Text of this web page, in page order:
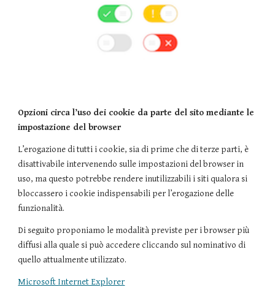
Opzioni circa l’uso dei cookie da parte del sito mediante le
impostazione del browser
L’erogazione di tutti i cookie, sia di prime che di terze parti, è
disattivabile intervenendo sulle impostazioni del browser in
uso, ma questo potrebbe rendere inutilizzabili i siti qualora si
bloccassero i cookie indispensabili per l’erogazione delle
funzionalità.
Di seguito proponiamo le modalità previste per i browser più
diffusi alla quale si può accedere cliccando sul nominativo di
quello attualmente utilizzato.
Microsoft Internet Explorer